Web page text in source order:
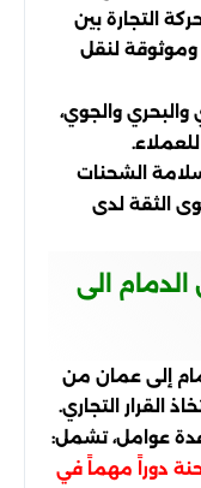
التجارة بين
وموثوقة لنقل
والجوي،
الشحنات
الثقة لدى
الى
إلى عمان من
القرار التجاري.
عدة عوامل، تشمل:
دوراً مهماً في